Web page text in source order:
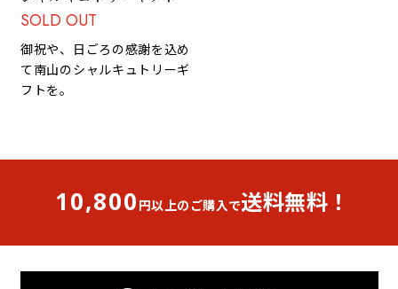
SOLD OUT
御祝や、日ごろの感謝を込め
て南山のシャルキュトリーギ
フトを。
10,800 円以上のご購入で送料無料！